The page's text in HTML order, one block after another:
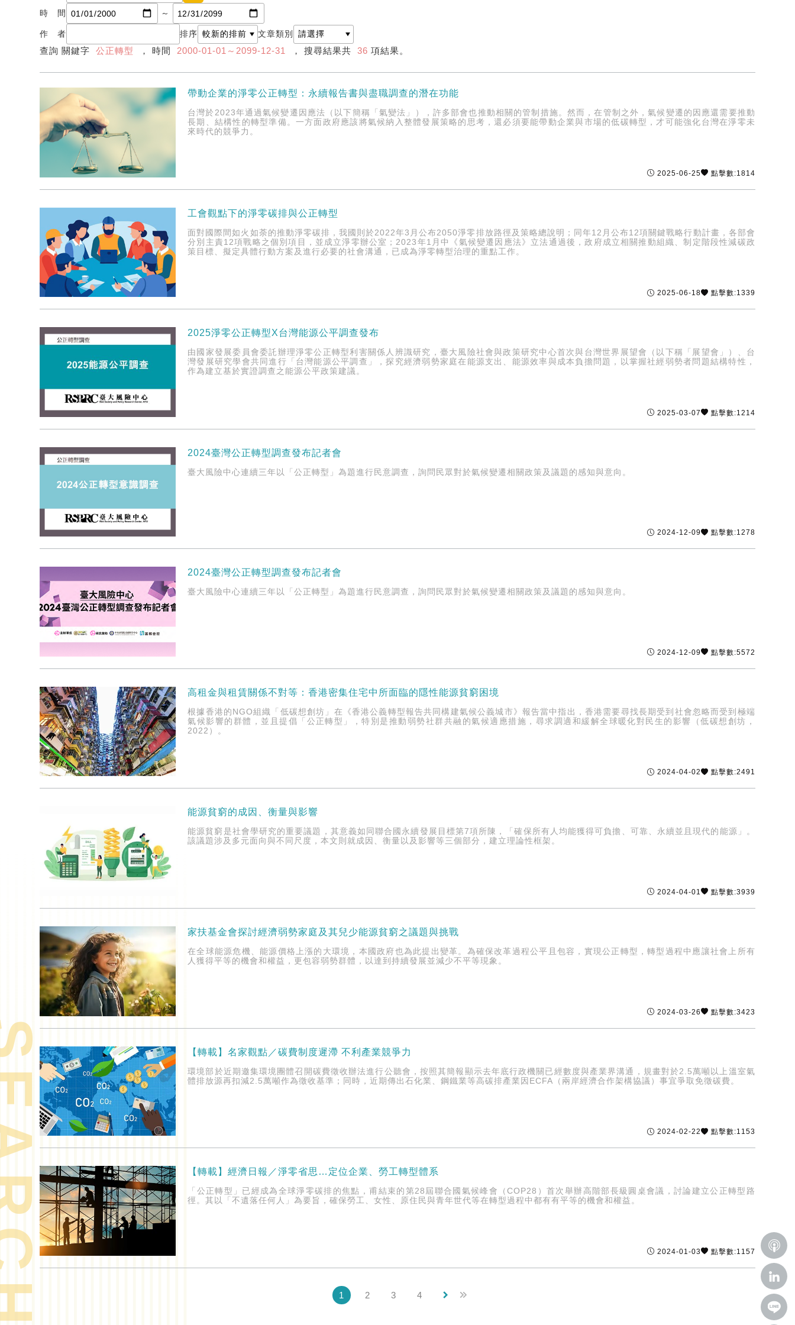
時 間 ～
作 者 排序 文章類別
查詢 關鍵字公正轉型 ， 時間 2000-01-01～2099-12-31 ， 搜尋結果共36 項結果。
帶動企業的淨零公正轉型：永續報告書與盡職調查的潛在功能
台灣於2023年通過氣候變遷因應法（以下簡稱「氣變法」），許多部會也推動相關的管制措施。然而，在管制之外，氣候變遷的因應還需要推動
長期、結構性的轉型準備。一方面政府應該將氣候納入整體發展策略的思考，還必須要能帶動企業與市場的低碳轉型，才可能強化台灣在淨零未
來時代的競爭力。
2025-06-25 點擊數:1814
工會觀點下的淨零碳排與公正轉型
面對國際間如火如荼的推動淨零碳排，我國則於2022年3月公布2050淨零排放路徑及策略總說明；同年12月公布12項關鍵戰略行動計畫，各部會
分別主責12項戰略之個別項目，並成立淨零辦公室；2023年1月中《氣候變遷因應法》立法通過後，政府成立相關推動組織、制定階段性減碳政
策目標、擬定具體行動方案及進行必要的社會溝通，已成為淨零轉型治理的重點工作。
2025-06-18 點擊數:1339
2025淨零公正轉型X台灣能源公平調查發布
由國家發展委員會委託辦理淨零公正轉型利害關係人辨識研究，臺大風險社會與政策研究中心首次與台灣世界展望會（以下稱「展望會」）、台
灣發展研究學會共同進行「台灣能源公平調查」，探究經濟弱勢家庭在能源支出、能源效率與成本負擔問題，以掌握社經弱勢者問題結構特性，
作為建立基於實證調查之能源公平政策建議。
2025-03-07 點擊數:1214
2024臺灣公正轉型調查發布記者會
臺大風險中心連續三年以「公正轉型」為題進行民意調查，詢問民眾對於氣候變遷相關政策及議題的感知與意向。
2024-12-09 點擊數:1278
2024臺灣公正轉型調查發布記者會
臺大風險中心連續三年以「公正轉型」為題進行民意調查，詢問民眾對於氣候變遷相關政策及議題的感知與意向。
2024-12-09 點擊數:5572
高租金與租賃關係不對等：香港密集住宅中所面臨的隱性能源貧窮困境
根據香港的NGO組織「低碳想創坊」在《香港公義轉型報告共同構建氣候公義城市》報告當中指出，香港需要尋找長期受到社會忽略而受到極端
氣候影響的群體，並且提倡「公正轉型」，特別是推動弱勢社群共融的氣候適應措施，尋求調適和緩解全球暖化對民生的影響（低碳想創坊，
2022）。
2024-04-02 點擊數:2491
能源貧窮的成因、衡量與影響
能源貧窮是社會學研究的重要議題，其意義如同聯合國永續發展目標第7項所陳，「確保所有人均能獲得可負擔、可靠、永續並且現代的能源」。
該議題涉及多元面向與不同尺度，本文則就成因、衡量以及影響等三個部分，建立理論性框架。
2024-04-01 點擊數:3939
家扶基金會探討經濟弱勢家庭及其兒少能源貧窮之議題與挑戰
在全球能源危機、能源價格上漲的大環境，本國政府也為此提出變革。為確保改革過程公平且包容，實現公正轉型，轉型過程中應讓社會上所有
人獲得平等的機會和權益，更包容弱勢群體，以達到持續發展並減少不平等現象。
2024-03-26 點擊數:3423
【轉載】名家觀點／碳費制度遲滯 不利產業競爭力
環境部於近期邀集環境團體召開碳費徵收辦法進行公聽會，按照其簡報顯示去年底行政機關已經數度與產業界溝通，規畫對於2.5萬噸以上溫室氣
體排放源再扣減2.5萬噸作為徵收基準；同時，近期傳出石化業、鋼鐵業等高碳排產業因ECFA（兩岸經濟合作架構協議）事宜爭取免徵碳費。
2024-02-22 點擊數:1153
【轉載】經濟日報／淨零省思…定位企業、勞工轉型體系
「公正轉型」已經成為全球淨零碳排的焦點，甫結束的第28屆聯合國氣候峰會（COP28）首次舉辦高階部長級圓桌會議，討論建立公正轉型路
徑。其以「不遺落任何人」為要旨，確保勞工、女性、原住民與青年世代等在轉型過程中都有有平等的機會和權益。
2024-01-03 點擊數:1157
1 2 3 4 keyboard_arrow_right